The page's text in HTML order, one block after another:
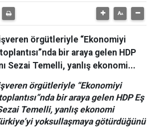
işveren örgütleriyle “Ekonomiyi
bir araya gelen HDP
Sezai Temelli, yanlış ekonomi...
örgütleriyle “Ekonomiyi
bir araya gelen HDP Eş
Temelli, yanlış ekonomi
yoksullaşmaya götürdüğünü